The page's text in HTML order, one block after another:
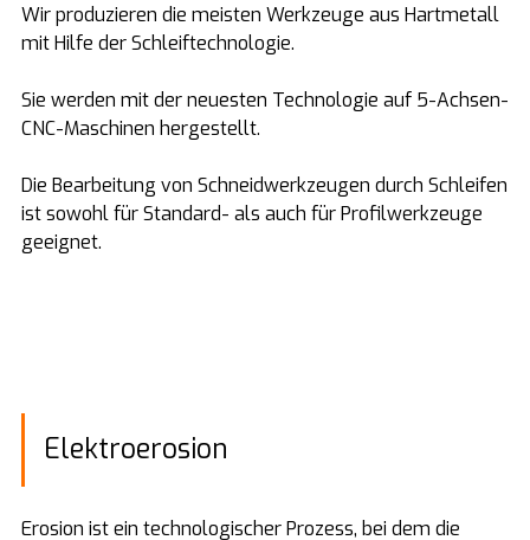
Wir produzieren die meisten Werkzeuge aus Hartmetall
mit Hilfe der Schleiftechnologie.
Sie werden mit der neuesten Technologie auf 5-Achsen-
CNC-Maschinen hergestellt.
Die Bearbeitung von Schneidwerkzeugen durch Schleifen
ist sowohl für Standard- als auch für Profilwerkzeuge
geeignet.
Elektroerosion
Erosion ist ein technologischer Prozess, bei dem die